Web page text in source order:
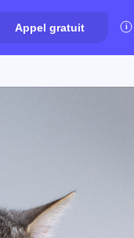
Appel gratuit